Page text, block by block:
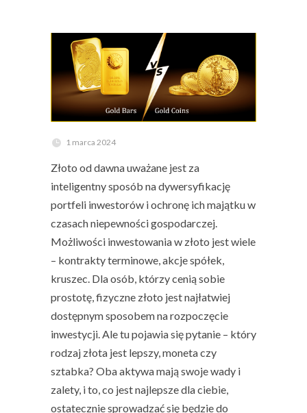
1 marca 2024
Złoto od dawna uważane jest za
inteligentny sposób na dywersyfikację
portfeli inwestorów i ochronę ich majątku w
czasach niepewności gospodarczej.
Możliwości inwestowania w złoto jest wiele
– kontrakty terminowe, akcje spółek,
kruszec. Dla osób, którzy cenią sobie
prostotę, fizyczne złoto jest najłatwiej
dostępnym sposobem na rozpoczęcie
inwestycji. Ale tu pojawia się pytanie – który
rodzaj złota jest lepszy, moneta czy
sztabka? Oba aktywa mają swoje wady i
zalety, i to, co jest najlepsze dla ciebie,
ostatecznie sprowadzać się będzie do